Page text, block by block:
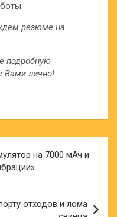
резюме на
подробную
Вами лично!
на 7000 мАч и
отходов и лома